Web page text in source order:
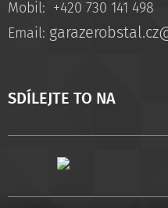
Mobil: +420 730 141 498
Email:
SDÍLEJTE TO NA